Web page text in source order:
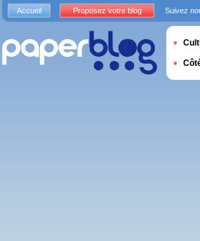
Accueil Proposez votre blog Suivez